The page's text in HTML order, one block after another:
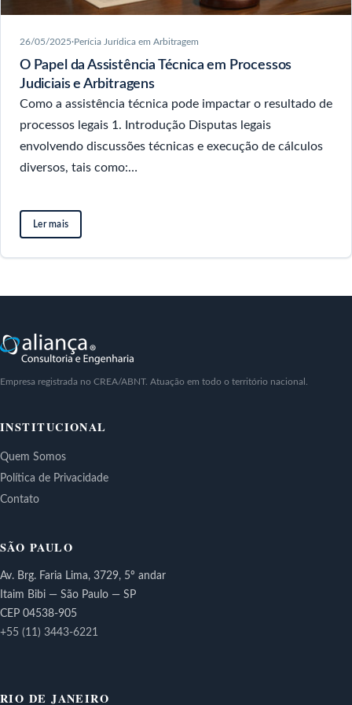
26/05/2025·Perícia Jurídica em Arbitragem
O Papel da Assistência Técnica em Processos
Judiciais e Arbitragens
Como a assistência técnica pode impactar o resultado de
processos legais 1. Introdução Disputas legais
envolvendo discussões técnicas e execução de cálculos
diversos, tais como:…
Ler mais
Empresa registrada no CREA/ABNT. Atuação em todo o território nacional.
INSTITUCIONAL
Quem Somos
Política de Privacidade
Contato
SÃO PAULO
Av. Brg. Faria Lima, 3729, 5º andar
Itaim Bibi — São Paulo — SP
CEP 04538-905
+55 (11) 3443-6221
RIO DE JANEIRO